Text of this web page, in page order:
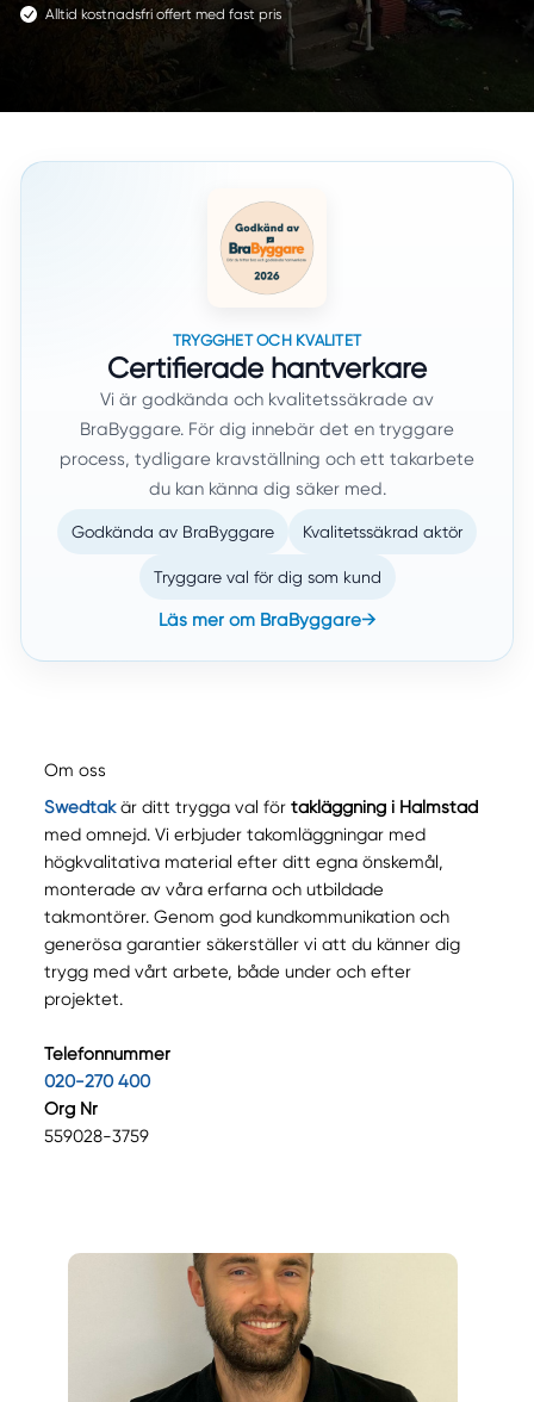
Alltid kostnadsfri offert med fast pris
TRYGGHET OCH KVALITET
Certifierade hantverkare
Vi är godkända och kvalitetssäkrade av
BraByggare. För dig innebär det en tryggare
process, tydligare kravställning och ett takarbete
du kan känna dig säker med.
Godkända av BraByggare Kvalitetssäkrad aktör
Tryggare val för dig som kund
Läs mer om BraByggare→
Om oss
Swedtakär ditt trygga val för takläggning i Halmstad
med omnejd. Vi erbjuder takomläggningar med
högkvalitativa material efter ditt egna önskemål,
monterade av våra erfarna och utbildade
takmontörer. Genom god kundkommunikation och
generösa garantier säkerställer vi att du känner dig
trygg med vårt arbete, både under och efter
projektet.
Telefonnummer
020-270 400
Org Nr
559028-3759